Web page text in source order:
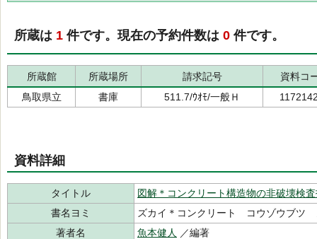
所蔵は 1 件です。現在の予約件数は 0 件です。
所蔵館 所蔵場所 請求記号
資料コ
鳥取県立
書庫 511.7/ｳｵﾓ/一般Ｈ
資料詳細
タイトル
図解＊コンクリート構造物の非破壊検
書名ヨミ
ズカイ＊コンクリート コウゾウブ
著者名
魚本健人
／編著